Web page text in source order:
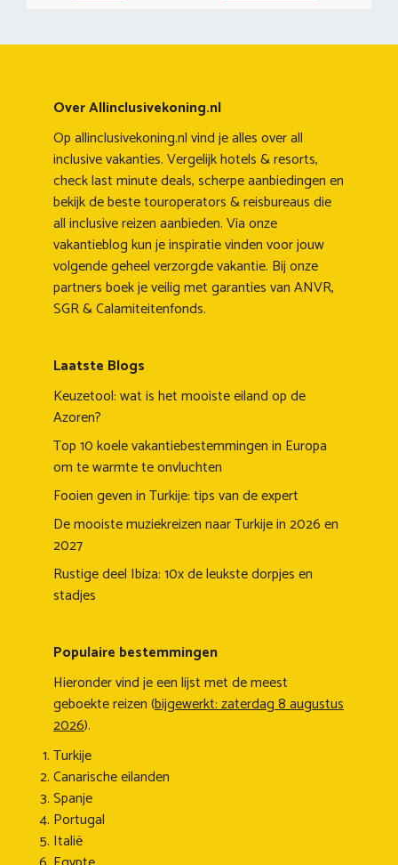
Over Allinclusivekoning.nl
Op allinclusivekoning.nl vind je alles over all
inclusive vakanties. Vergelijk hotels & resorts,
check last minute deals, scherpe aanbiedingen en
bekijk de beste touroperators & reisbureaus die
all inclusive reizen aanbieden. Via onze
vakantieblog kun je inspiratie vinden voor jouw
volgende geheel verzorgde vakantie. Bij onze
partners boek je veilig met garanties van ANVR,
SGR & Calamiteitenfonds.
Laatste Blogs
Keuzetool: wat is het mooiste eiland op de
Azoren?
Top 10 koele vakantiebestemmingen in Europa
om te warmte te onvluchten
Fooien geven in Turkije: tips van de expert
De mooiste muziekreizen naar Turkije in 2026 en
2027
Rustige deel Ibiza: 10x de leukste dorpjes en
stadjes
Populaire bestemmingen
Hieronder vind je een lijst met de meest
geboekte reizen (bijgewerkt: zaterdag 8 augustus
2026).
Turkije
Canarische eilanden
Spanje
Portugal
Italië